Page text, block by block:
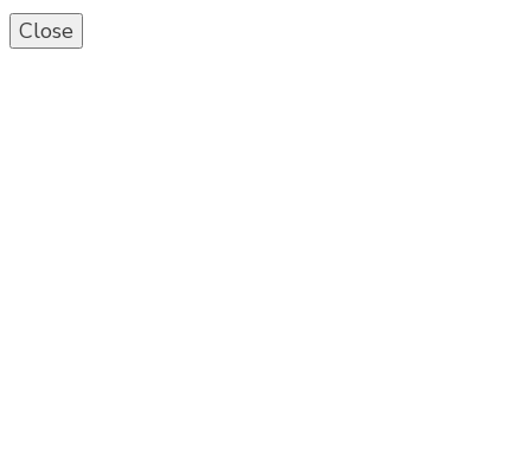
Close